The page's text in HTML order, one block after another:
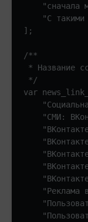
"сначала
"С такими
];
/**
* Название
*/
var
"СМИ:
"Реклaма